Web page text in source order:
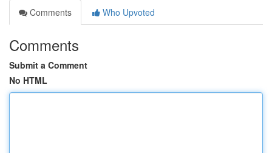
Comments
Who Upvoted
Comments
Submit a Comment
No HTML